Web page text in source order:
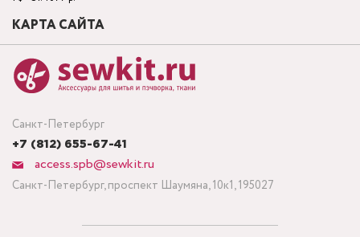
Санкт-Петербург
+7 (812) 655-67-41
access.spb@sewkit.ru
Санкт-Петербург, проспект Шаумяна, 10к1, 195027
КАРТА САЙТА